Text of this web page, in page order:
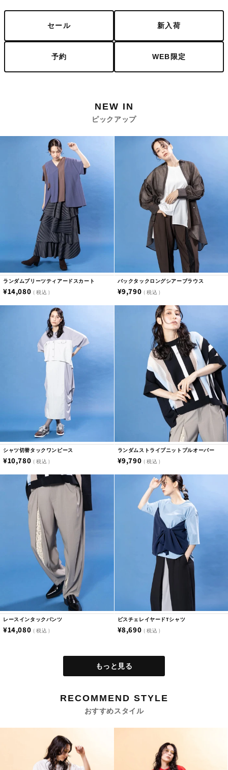
セール 新入荷
予約 WEB限定
NEW IN
ピックアップ
ランダムプリーツティアードスカート
通
常
¥14,080 税込
バックタックロングシアーブラウス
通
常
¥9,790 税込
シャツ切替タックワンピース
通
常
¥10,780 税込
ランダムストライプニットプルオーバー
通
常
¥9,790 税込
レースインタックパンツ
通
¥14,080 税込
ビスチェレイヤードTシャツ
通
価
格
¥8,690 税込
もっと見る
RECOMMEND STYLE
おすすめスタイル